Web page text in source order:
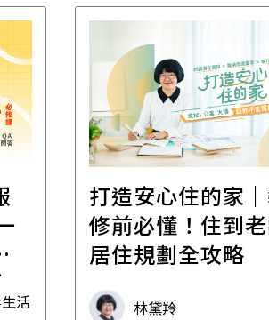
活
打造安心住的家
修前必懂！住到
居住規劃全攻略
林黛羚